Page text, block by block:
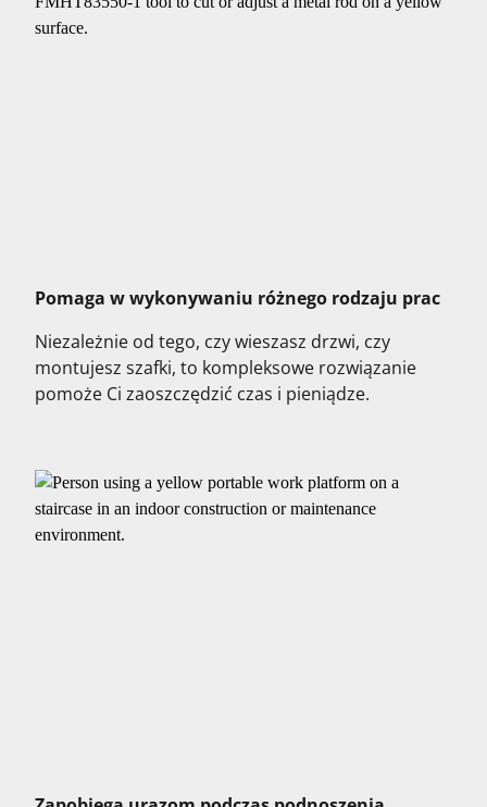
Pomaga w wykonywaniu różnego rodzaju prac
Niezależnie od tego, czy wieszasz drzwi, czy
montujesz szafki, to kompleksowe rozwiązanie
pomoże Ci zaoszczędzić czas i pieniądze.